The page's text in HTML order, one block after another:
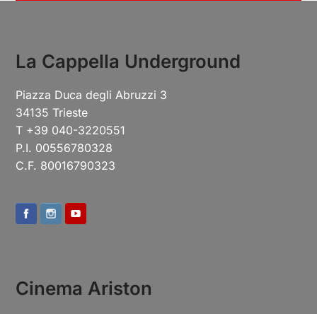
La Cappella Underground
Piazza Duca degli Abruzzi 3
34135 Trieste
T +39 040-3220551
P.I. 00556780328
C.F. 80016790323
Cinema Ariston